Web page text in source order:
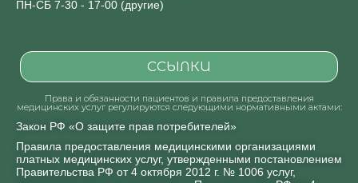
ПН-СБ 7-30 - 17-00 (другие)
ССЫЛКИ
Права и обязанности пациентов и правила предоставления
медицинских услуг регулируются следующими нормативными актами:
Закон РФ «О защите прав потребителей»
Правила предоставления медицинскими организациями
платных медицинских услуг, утвержденными постановлением
Правительства РФ от 4 октября 2012 г. № 1006 услуг,